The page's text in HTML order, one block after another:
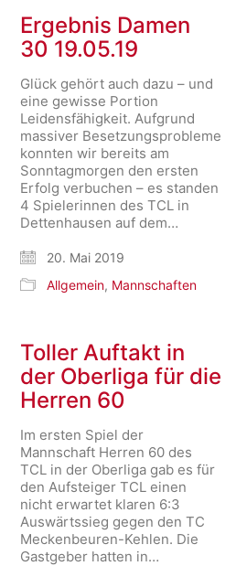
Ergebnis Damen
30 19.05.19
Glück gehört auch dazu – und
eine gewisse Portion
Leidensfähigkeit. Aufgrund
massiver Besetzungsprobleme
konnten wir bereits am
Sonntagmorgen den ersten
Erfolg verbuchen – es standen
4 Spielerinnen des TCL in
Dettenhausen auf dem…
20. Mai 2019
Allgemein, Mannschaften
Toller Auftakt in
der Oberliga für die
Herren 60
Im ersten Spiel der
Mannschaft Herren 60 des
TCL in der Oberliga gab es für
den Aufsteiger TCL einen
nicht erwartet klaren 6:3
Auswärtssieg gegen den TC
Meckenbeuren-Kehlen. Die
Gastgeber hatten in…